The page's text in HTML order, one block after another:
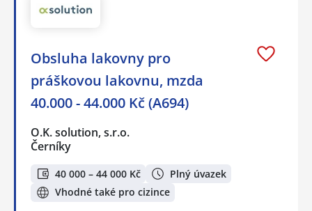
Obsluha lakovny pro
práškovou lakovnu, mzda
40.000 - 44.000 Kč (A694)
O.K. solution, s.r.o.
Černíky
40 000 – 44 000 Kč
Plný úvazek
Vhodné také pro cizince